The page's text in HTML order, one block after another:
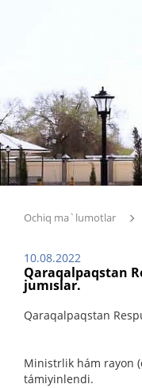
Ochiq ma`lumotlar
10.08.2022
Qaraqalpaqstan
jumıslar.
Qaraqalpaqstan
Ministrlik hám rayon
támiyinlendi.